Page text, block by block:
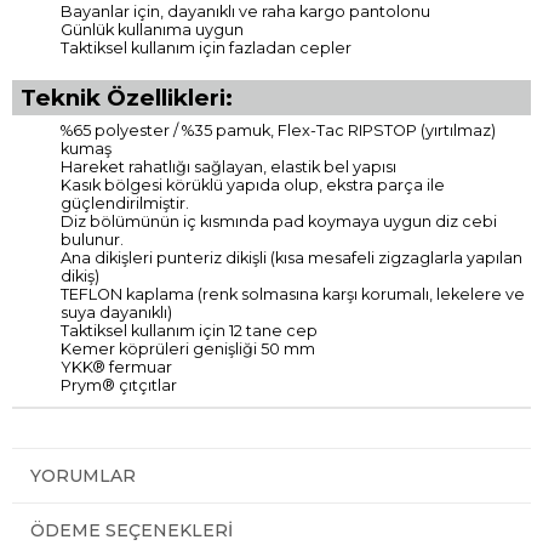
Bayanlar için, dayanıklı ve raha kargo pantolonu
Günlük kullanıma uygun
Taktiksel kullanım için fazladan cepler
Teknik Özellikleri:
%65 polyester / %35 pamuk, Flex-Tac RIPSTOP (yırtılmaz)
kumaş
Hareket rahatlığı sağlayan, elastik bel yapısı
Kasık bölgesi körüklü yapıda olup, ekstra parça ile
güçlendirilmiştir.
Diz bölümünün iç kısmında pad koymaya uygun diz cebi
bulunur.
Ana dikişleri punteriz dikişli (kısa mesafeli zigzaglarla yapılan
dikiş)
TEFLON kaplama (renk solmasına karşı korumalı, lekelere ve
suya dayanıklı)
Taktiksel kullanım için 12 tane cep
Kemer köprüleri genişliği 50 mm
YKK® fermuar
Prym® çıtçıtlar
YORUMLAR
ÖDEME SEÇENEKLERI